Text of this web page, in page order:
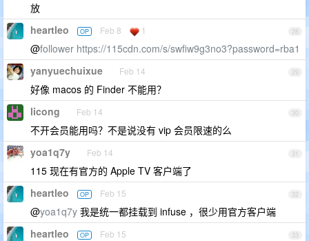
放
28
heartleo OP Feb 8 1
@follower https://115cdn.com/s/swfiw9g3no3?password=rba1
29
yanyuechuixue Feb 14
好像 macos 的 Finder 不能用？
30
licong Feb 14
不开会员能用吗？不是说没有 vip 会员限速的么
31
yoa1q7y Feb 14
115 现在有官方的 Apple TV 客户端了
32
heartleo OP Feb 15
@yoa1q7y 我是统一都挂载到 infuse ，很少用官方客户端
33
heartleo OP Feb 15